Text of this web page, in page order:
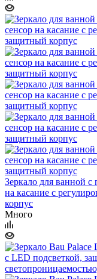
Зеркало для ванной с
на касание с
корпус
Много